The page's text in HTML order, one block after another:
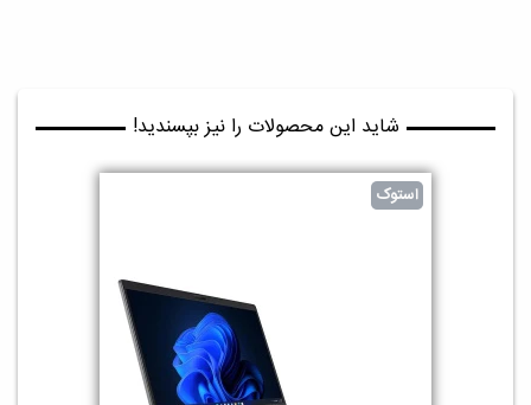
شاید این محصولات را نیز بپسندید!
استوک